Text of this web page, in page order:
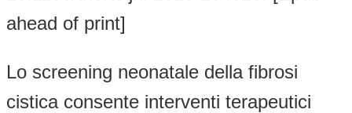
ahead of print]
Lo screening neonatale della fibrosi
cistica consente interventi terapeutici